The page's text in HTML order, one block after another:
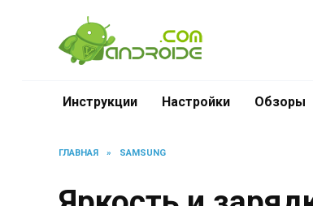
содержанию
Инструкции Настройки Обзоры
ГЛАВНАЯ » SAMSUNG